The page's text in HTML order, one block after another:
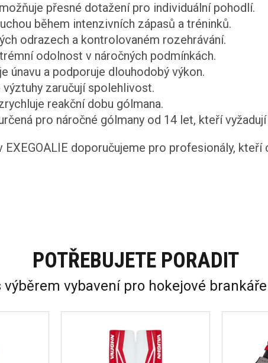
přesné dotažení pro individuální pohodlí.
během intenzivních zápasů a tréninků.
odrazech a kontrolovaném rozehrávání.
odolnost v náročných podmínkách.
únavu a podporuje dlouhodobý výkon.
zaručují spolehlivost.
reakční dobu gólmana.
pro náročné gólmany od 14 let, kteří
EXEGOALIE doporučujeme pro profesionály,
POTŘEBUJETE PORADIT
výběrem vybavení pro hokejové